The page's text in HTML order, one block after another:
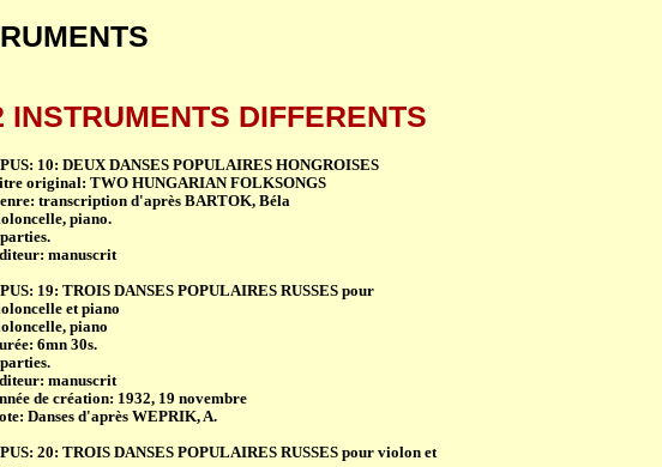
10: DEUX DANSES POPULAIRES HONGROISES
original: TWO HUNGARIAN FOLKSONGS
transcription d'après BARTOK, Béla
piano.
manuscrit
19: TROIS DANSES POPULAIRES RUSSES pour
et piano
piano
6mn 30s.
manuscrit
de création: 1932, 19 novembre
Danses d'après WEPRIK, A.
20: TROIS DANSES POPULAIRES RUSSES pour violon et
INSTRUMENTS DIFFERENTS